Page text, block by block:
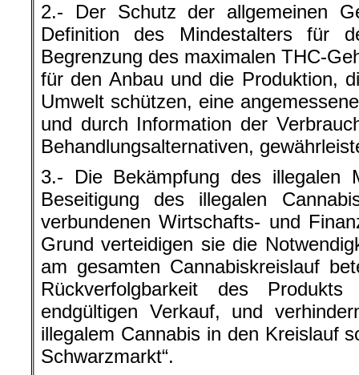
2.- Der Schutz der allgemeinen
Definition des Mindestalters für
Begrenzung des maximalen THC-
für den Anbau und die Produktion,
Umwelt schützen, eine
und durch Information der
Behandlungsalternativen,
3.- Die Bekämpfung des illegalen
Beseitigung des illegalen
verbundenen Wirtschafts- und
Grund verteidigen sie die
am gesamten Cannabiskreislauf
Rückverfolgbarkeit des
endgültigen Verkauf, und
illegalem Cannabis in den Kreislauf
Schwarzmarkt“.